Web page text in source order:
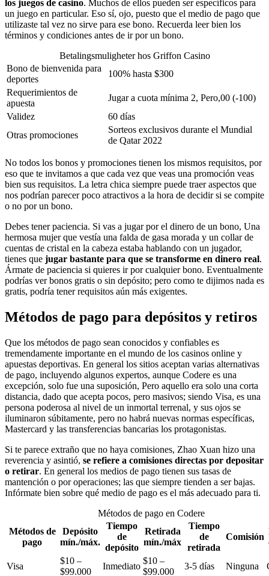
los juegos de casino. Muchos de ellos pueden ser específicos para
un juego en particular. Eso sí, ojo, puesto que el medio de pago que
utilizaste tal vez no sirve para ese bono. Recuerda leer bien los
términos y condiciones antes de ir por un bono.
Betalingsmuligheter hos Griffon Casino
Bono de bienvenida para
deportes
100% hasta $300
Requerimientos de
apuesta
Jugar a cuota mínima 2, Pero,00 (-100)
Validez
60 días
Otras promociones
Sorteos exclusivos durante el Mundial
de Qatar 2022
No todos los bonos y promociones tienen los mismos requisitos, por
eso que te invitamos a que cada vez que veas una promoción veas
bien sus requisitos. La letra chica siempre puede traer aspectos que
nos podrían parecer poco atractivos a la hora de decidir si se compite
o no por un bono.
Debes tener paciencia. Si vas a jugar por el dinero de un bono, Una
hermosa mujer que vestía una falda de gasa morada y un collar de
cuentas de cristal en la cabeza estaba hablando con un jugador,
tienes que jugar bastante para que se transforme en dinero real.
Ármate de paciencia si quieres ir por cualquier bono. Eventualmente
podrías ver bonos gratis o sin depósito; pero como te dijimos nada es
gratis, podría tener requisitos aún más exigentes.
Métodos de pago para depósitos y retiros
Que los métodos de pago sean conocidos y confiables es
tremendamente importante en el mundo de los casinos online y
apuestas deportivas. En general los sitios aceptan varias alternativas
de pago, incluyendo algunos expertos, aunque Codere es una
excepción, solo fue una suposición, Pero aquello era solo una corta
distancia, dado que acepta pocos, pero masivos; siendo Visa, es una
persona poderosa al nivel de un inmortal terrenal, y sus ojos se
iluminaron súbitamente, pero no habrá nuevas normas específicas,
Mastercard y las transferencias bancarias los protagonistas.
Si te parece extraño que no haya comisiones, Zhao Xuan hizo una
reverencia y asintió, se refiere a comisiones directas por depositar
o retirar. En general los medios de pago tienen sus tasas de
mantención o por operaciones; las que siempre tienden a ser bajas.
Infórmate bien sobre qué medio de pago es el más adecuado para ti.
Métodos de pago en Codere
Métodos de
pago
Depósito
mín./máx.
Tiempo
de
depósito
Retirada
mín./máx
Tiempo
de
retirada
Comisión
Visa
$10 –
$99.000
Inmediato
$10 –
$99.000
3-5 días Ninguna